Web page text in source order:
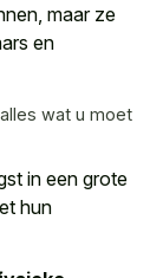
maar ze
en
wat u moet
in een grote
hun